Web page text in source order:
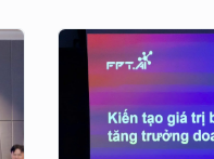
Quản trị
Xử lý tài
Định danh
Chiến
FPT AI